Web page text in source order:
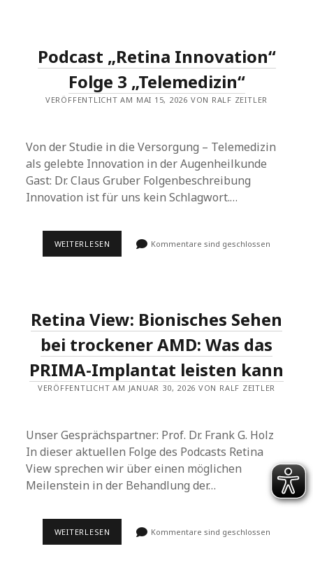
GEDULD
UND
FORTSCHRITT
Podcast „Retina Innovation“
Folge 3 „Telemedizin“
VERÖFFENTLICHT AM MAI 15, 2026 VON RALF ZEITLER
Von der Studie in die Versorgung – Telemedizin
als gelebte Innovation in der Augenheilkunde
Gast: Dr. Claus Gruber Folgenbeschreibung
Innovation ist für uns kein Schlagwort.…
WEITERLESEN PODCAST Kommentare sind geschlossen
Retina View: Bionisches Sehen
bei trockener AMD: Was das
PRIMA-Implantat leisten kann
VERÖFFENTLICHT AM JANUAR 30, 2026 VON RALF ZEITLER
Unser Gesprächspartner: Prof. Dr. Frank G. Holz
In dieser aktuellen Folge des Podcasts Retina
View sprechen wir über einen möglichen
Meilenstein in der Behandlung der…
WEITERLESEN RETINA
Kommentare sind geschlossen